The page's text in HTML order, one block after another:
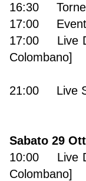
16:30
17:00 Eventi
17:00 Live
Colombano]
21:00 Live
Sabato 29
10:00 Live
Colombano]